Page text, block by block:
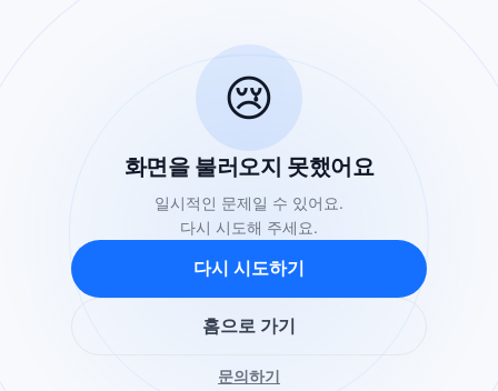
😢
화면을 불러오지 못했어요
일시적인 문제일 수 있어요.
다시 시도해 주세요.
다시 시도하기
홈으로 가기
문의하기